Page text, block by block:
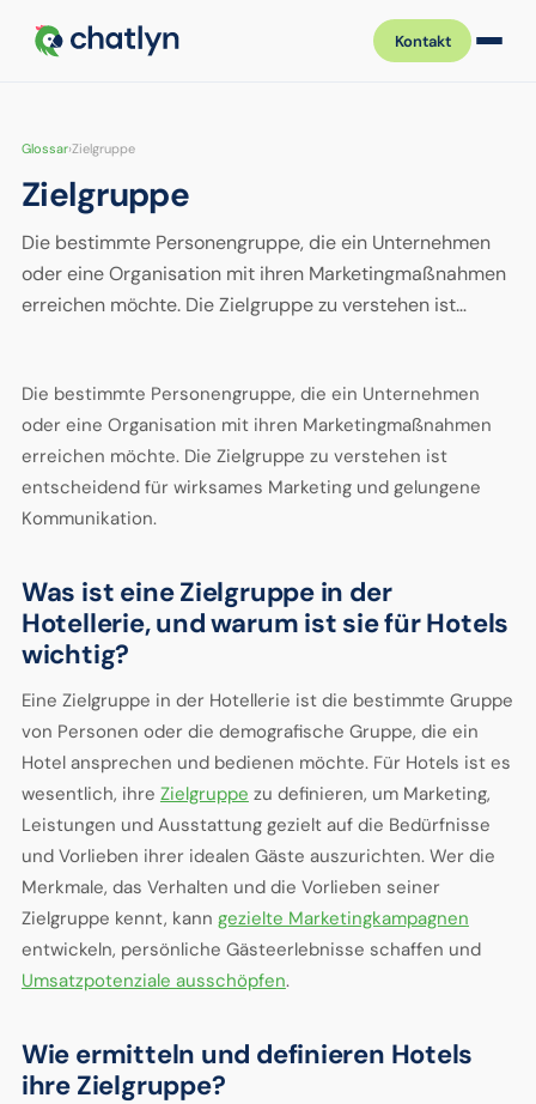
Kontakt
Glossar›Zielgruppe
Zielgruppe
Die bestimmte Personengruppe, die ein Unternehmen
oder eine Organisation mit ihren Marketingmaßnahmen
erreichen möchte. Die Zielgruppe zu verstehen ist…
Die bestimmte Personengruppe, die ein Unternehmen
oder eine Organisation mit ihren Marketingmaßnahmen
erreichen möchte. Die Zielgruppe zu verstehen ist
entscheidend für wirksames Marketing und gelungene
Kommunikation.
Was ist eine Zielgruppe in der
Hotellerie, und warum ist sie für Hotels
wichtig?
Eine Zielgruppe in der Hotellerie ist die bestimmte Gruppe
von Personen oder die demografische Gruppe, die ein
Hotel ansprechen und bedienen möchte. Für Hotels ist es
wesentlich, ihre Zielgruppe zu definieren, um Marketing,
Leistungen und Ausstattung gezielt auf die Bedürfnisse
und Vorlieben ihrer idealen Gäste auszurichten. Wer die
Merkmale, das Verhalten und die Vorlieben seiner
Zielgruppe kennt, kann gezielte Marketingkampagnen
entwickeln, persönliche Gästeerlebnisse schaffen und
Umsatzpotenziale ausschöpfen.
Wie ermitteln und definieren Hotels
ihre Zielgruppe?